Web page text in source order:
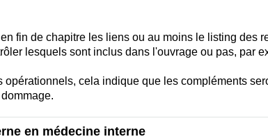
fin de chapitre les liens ou au moins le listing des
lesquels sont inclus dans l'ouvrage ou pas, par
opérationnels, cela indique que les compléments
en médecine interne